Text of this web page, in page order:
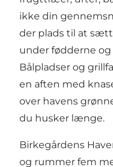
ikke din
der plads til at
under fødderne og
Bålpladser og
en aften med
over havens
du husker længe.
Birkegårdens
og rummer fem